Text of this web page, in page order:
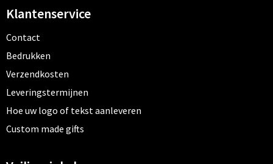
Klantenservice
Contact
Bedrukken
Verzendkosten
Leveringstermijnen
Hoe uw logo of tekst aanleveren
Custom made gifts